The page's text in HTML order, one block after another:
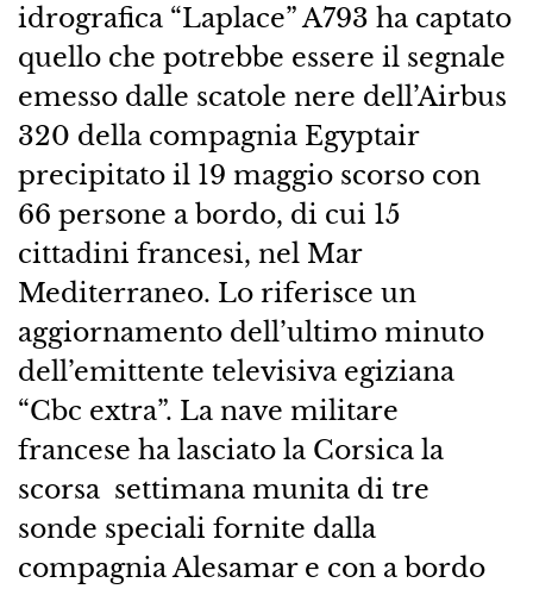
idrografica “Laplace” A793 ha captato
quello che potrebbe essere il segnale
emesso dalle scatole nere dell’Airbus
320 della compagnia Egyptair
precipitato il 19 maggio scorso con
66 persone a bordo, di cui 15
cittadini francesi, nel Mar
Mediterraneo. Lo riferisce un
aggiornamento dell’ultimo minuto
dell’emittente televisiva egiziana
“Cbc extra”. La nave militare
francese ha lasciato la Corsica la
scorsa settimana munita di tre
sonde speciali fornite dalla
compagnia Alesamar e con a bordo